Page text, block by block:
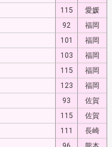
115 愛媛
92
福岡
101
福岡
103
福岡
115
福岡
123
福岡
93
佐賀
115
佐賀
111
長崎